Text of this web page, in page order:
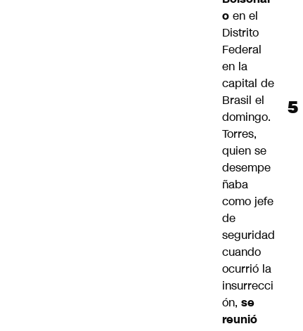
o en el
Distrito
Federal
en la
capital de
Brasil el
domingo.
Torres,
quien se
desempe
ñaba
como jefe
de
seguridad
cuando
ocurrió la
insurrecci
ón, se
reunió